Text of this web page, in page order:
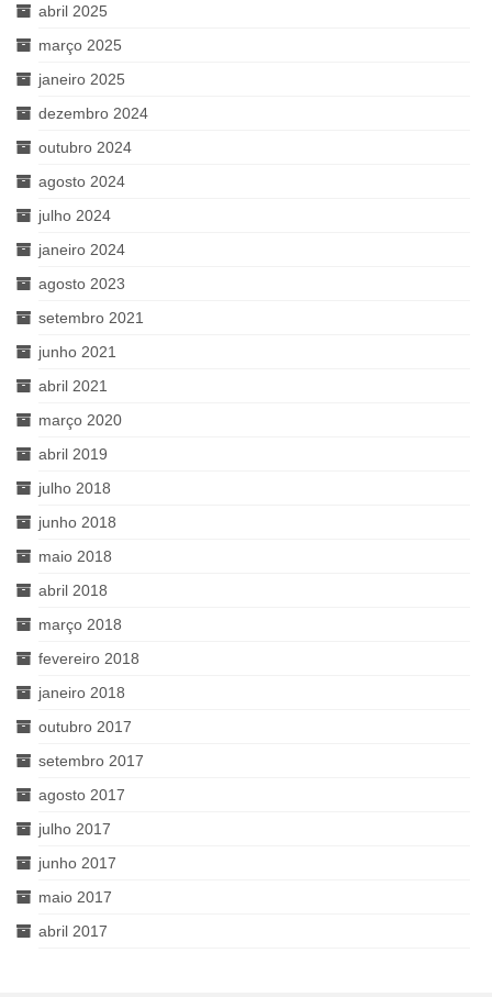
abril 2025
março 2025
janeiro 2025
dezembro 2024
outubro 2024
agosto 2024
julho 2024
janeiro 2024
agosto 2023
setembro 2021
junho 2021
abril 2021
março 2020
abril 2019
julho 2018
junho 2018
maio 2018
abril 2018
março 2018
fevereiro 2018
janeiro 2018
outubro 2017
setembro 2017
agosto 2017
julho 2017
junho 2017
maio 2017
abril 2017